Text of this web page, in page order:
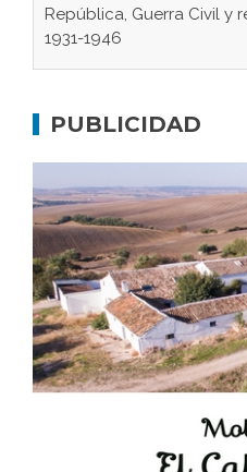
República, Guerra Civil y
1931-1946
concentración nazis
Bornos
El Frente Popular.
Juntar las letras. La
afán de saber a la
Historia y vivencias del
PUBLICIDAD